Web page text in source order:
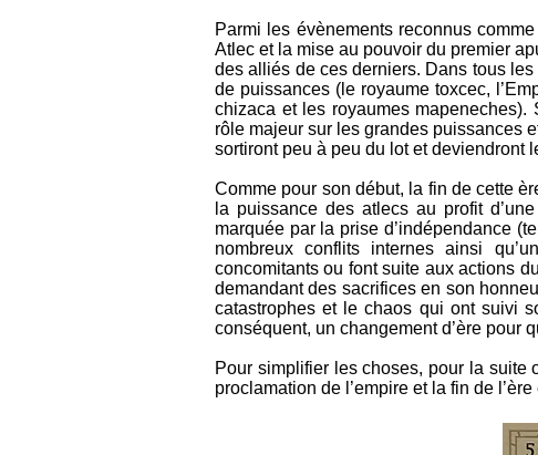
Parmi les évènements reconnus
Atlec et la mise au pouvoir du premier
des alliés de ces derniers. Dans tous
de puissances (le royaume toxcec,
chizaca et les royaumes
rôle majeur sur les grandes puissances
sortiront peu à peu du lot et deviendront
Comme pour son début, la fin de cette
la puissance des atlecs au profit
marquée par la prise d’indépendance
nombreux conflits internes ainsi
concomitants ou font suite aux actions
demandant des sacrifices en son
catastrophes et le chaos qui ont suivi
conséquent, un changement d’ère pour
Pour simplifier les choses, pour la suite
proclamation de l’empire et la fin de